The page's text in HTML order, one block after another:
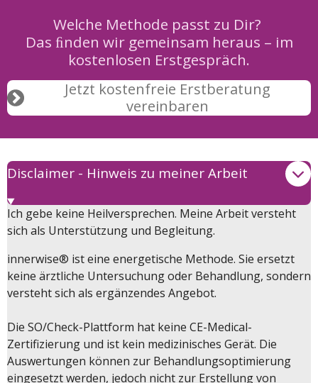
Welche Methode passt zu Dir?
Das ﬁnden wir gemeinsam heraus – im
kostenlosen Erstgespräch.
Jetzt kostenfreie Erstberatung
vereinbaren
Disclaimer - Hinweis zu meiner Arbeit
Ich gebe keine Heilversprechen. Meine Arbeit versteht
sich als Unterstützung und Begleitung.
innerwise® ist eine energetische Methode. Sie ersetzt
keine ärztliche Untersuchung oder Behandlung, sondern
versteht sich als ergänzendes Angebot.
Die SO/Check-Plattform hat keine CE-Medical-
Zertifizierung und ist kein medizinisches Gerät. Die
Auswertungen können zur Behandlungsoptimierung
eingesetzt werden, jedoch nicht zur Erstellung von